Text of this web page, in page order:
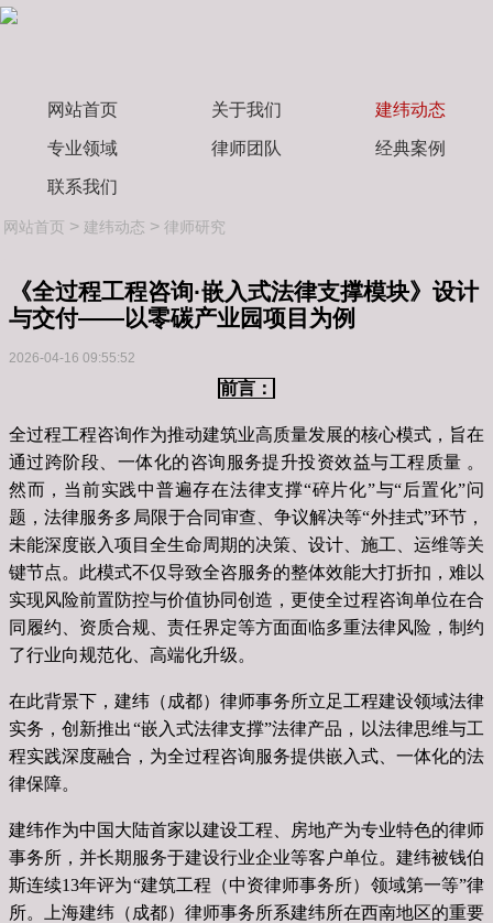
网站首页 关于我们 建纬动态
专业领域 律师团队 经典案例
联系我们
网站首页 > 建纬动态 > 律师研究
《全过程工程咨询·嵌入式法律支撑模块》设计
与交付——以零碳产业园项目为例
2026-04-16 09:55:52
前言：
全过程工程咨询作为推动建筑业高质量发展的核心模式，旨在
通过跨阶段、一体化的咨询服务提升投资效益与工程质量 。
然而，当前实践中普遍存在法律支撑“碎片化”与“后置化”问
题，法律服务多局限于合同审查、争议解决等“外挂式”环节，
未能深度嵌入项目全生命周期的决策、设计、施工、运维等关
键节点。此模式不仅导致全咨服务的整体效能大打折扣，难以
实现风险前置防控与价值协同创造，更使全过程咨询单位在合
同履约、资质合规、责任界定等方面面临多重法律风险，制约
了行业向规范化、高端化升级。
在此背景下，建纬（成都）律师事务所立足工程建设领域法律
实务，创新推出“嵌入式法律支撑”法律产品，以法律思维与工
程实践深度融合，为全过程咨询服务提供嵌入式、一体化的法
律保障。
建纬作为中国大陆首家以建设工程、房地产为专业特色的律师
事务所，并长期服务于建设行业企业等客户单位。建纬被钱伯
斯连续13年评为“建筑工程（中资律师事务所）领域第一等”律
所。上海建纬（成都）律师事务所系建纬所在西南地区的重要